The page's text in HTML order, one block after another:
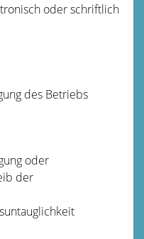
oder schriftlich
des Betriebs
oder
der